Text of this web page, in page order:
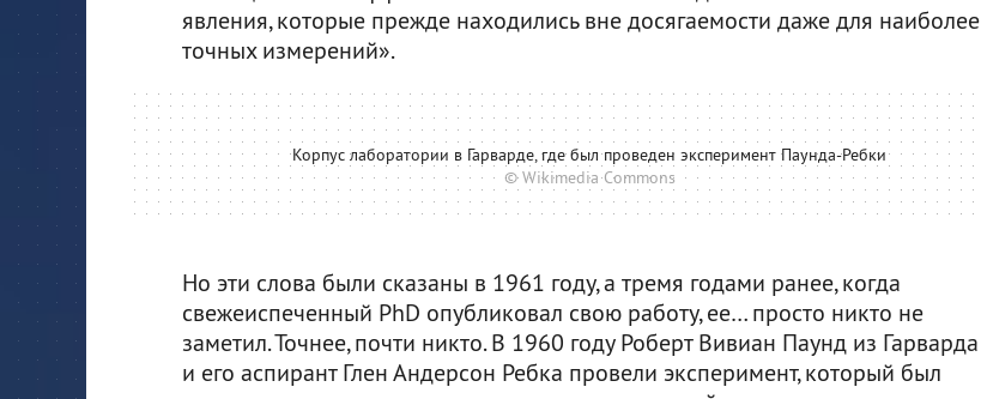
явления, которые прежде находились вне досягаемости даже для наиболее
точных измерений».
Корпус лаборатории в Гарварде, где был проведен эксперимент Паунда-Ребки
© Wikimedia Commons
Но эти слова были сказаны в 1961 году, а тремя годами ранее, когда
свежеиспеченный PhD опубликовал свою работу, ее… просто никто не
заметил. Точнее, почти никто. В 1960 году Роберт Вивиан Паунд из Гарварда
и его аспирант Глен Андерсон Ребка провели эксперимент, который был